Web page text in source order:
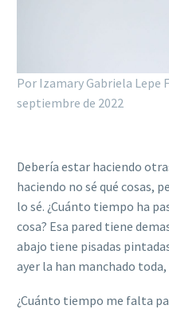
Por Izamary Gabriela Lepe
septiembre de 2022
Debería estar haciendo
haciendo no sé qué cosas,
lo sé. ¿Cuánto tiempo ha
cosa? Esa pared tiene
abajo tiene pisadas
ayer la han manchado toda,
¿Cuánto tiempo me falta